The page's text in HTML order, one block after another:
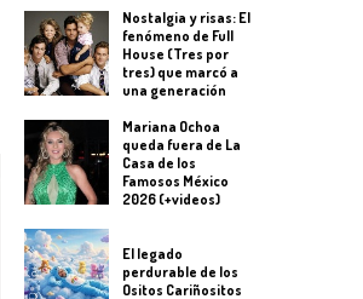
Nostalgia y risas: El
fenómeno de Full
House (Tres por
tres) que marcó a
una generación
Mariana Ochoa
queda fuera de La
Casa de los
Famosos México
2026 (+videos)
El legado
perdurable de los
Ositos Cariñositos